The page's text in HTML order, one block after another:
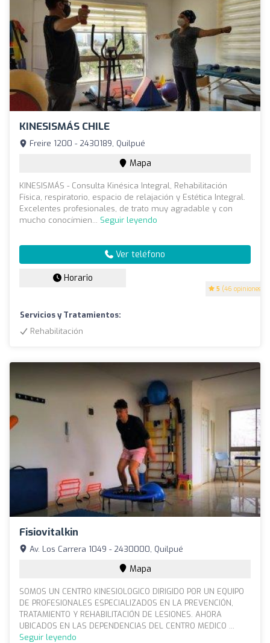
KINESISMÁS CHILE
5 (46 opiniones)
Freire 1200 - 2430189, Quilpué
Mapa
KINESISMÁS - Consulta Kinésica Integral, Rehabilitación
Física, respiratorio, espacio de relajación y Estética Integral.
Excelentes profesionales, de trato muy agradable y con
mucho conocímien... Seguir leyendo
Ver teléfono
Horario
Servicios y Tratamientos:
Rehabilitación
Fisiovitalkin
Av. Los Carrera 1049 - 2430000, Quilpué
Mapa
SOMOS UN CENTRO KINESIOLOGICO DIRIGIDO POR UN EQUIPO
DE PROFESIONALES ESPECIALIZADOS EN LA PREVENCIÓN,
TRATAMIENTO Y REHABILITACIÓN DE LESIONES. AHORA
UBICADOS EN LAS DEPENDENCIAS DEL CENTRO MEDICO ...
Seguir leyendo